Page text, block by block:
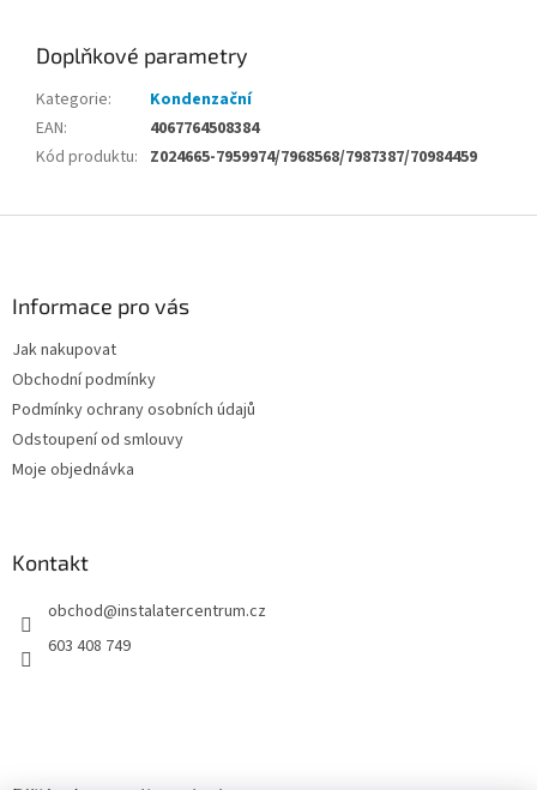
Doplňkové parametry
Kategorie:
Kondenzační
EAN:
4067764508384
Kód produktu: Z024665-7959974/7968568/7987387/70984459
Informace pro vás
Jak nakupovat
Obchodní podmínky
Podmínky ochrany osobních údajů
Odstoupení od smlouvy
Moje objednávka
Kontakt
obchod@instalatercentrum.cz
603 408 749